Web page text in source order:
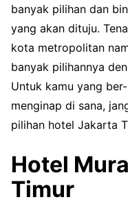
banyak pilihan dan
yang akan dituju.
kota metropolitan
banyak pilihannya
Untuk kamu yang
menginap di sana,
pilihan hotel Jakarta
Hotel
Timur